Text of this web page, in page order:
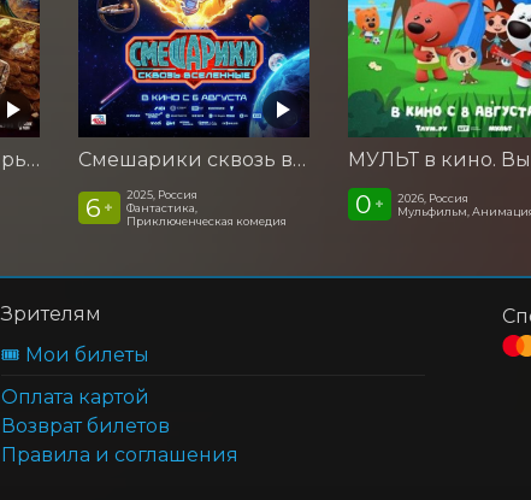
Последний богатырь. Колобок Смешарики сквозь вселенные
6 +
2025, Россия
Фантастика,
Приключенческая комедия
0 +
2026, Россия
Мульфильм,
Зрителям
🎟️ Мои билеты
Оплата картой
Возврат билетов
Правила и соглашения